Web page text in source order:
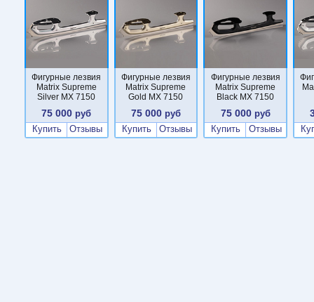
Фигурные лезвия
Matrix Supreme
Silver MX 7150
75 000 руб
Купить
Отзывы
Фигурные лезвия
Matrix Supreme
Gold MX 7150
75 000 руб
Купить
Отзывы
Фигурные лезвия
Matrix Supreme
Black MX 7150
75 000руб
Купить
Отзывы